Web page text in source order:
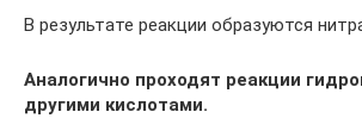
В результате реакции образуются
Аналогично проходят реакции
другими кислотами.